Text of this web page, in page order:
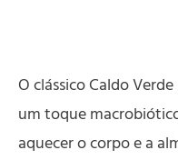
O clássico Caldo
um toque
aquecer o corpo e a